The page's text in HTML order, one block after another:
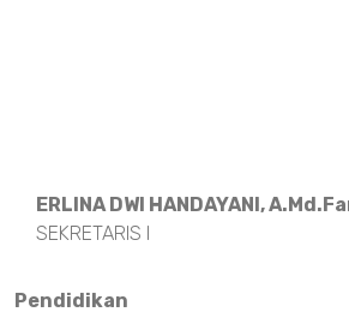
ERLINA DWI HANDAYANI,
SEKRETARIS I
Pendidikan